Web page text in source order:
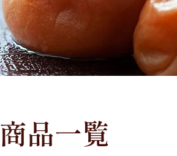
メニュー
商品一覧